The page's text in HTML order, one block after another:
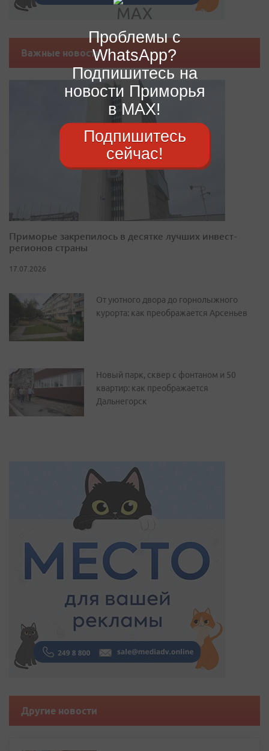
Важные новости
Приморье закрепилось в десятке лучших инвест-
регионов страны
17.07.2026
От уютного двора до горнолыжного
курорта: как преображается Арсеньев
Новый парк, сквер с фонтаном и 50
квартир: как преображается
Дальнегорск
Другие новости
Проблемы с
WhatsApp?
Подпишитесь на
новости Приморья
в MAX!
Подпишитесь
сейчас!